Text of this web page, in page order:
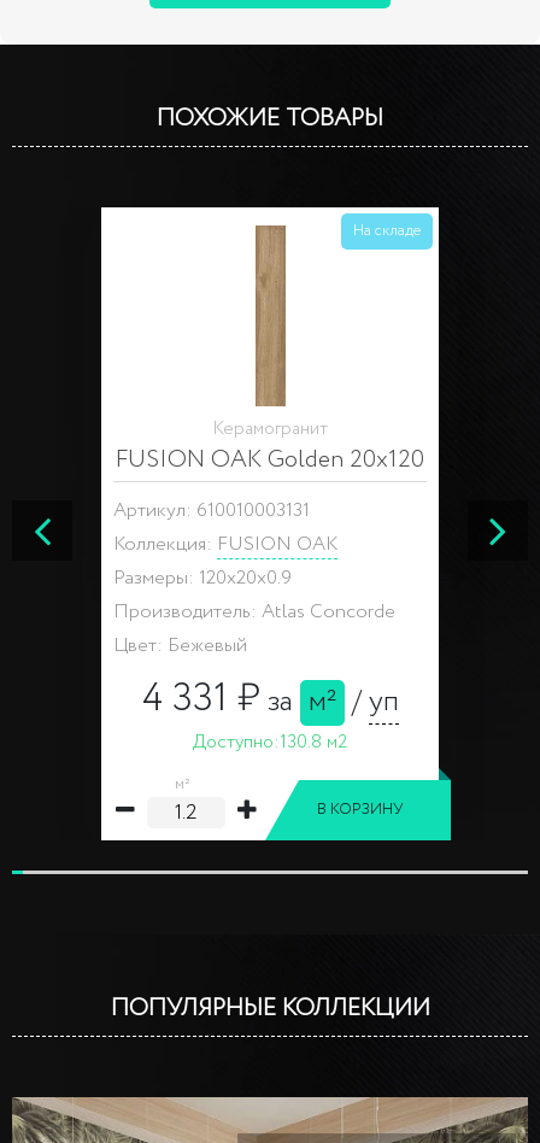
ПОХОЖИЕ ТОВАРЫ
На складе
Керамогранит
FUSION OAK Golden 20x120
Артикул: 610010003131
Коллекция: FUSION OAK
Размеры: 120x20x0.9
Производитель: Atlas Concorde
Цвет: Бежевый
4 331 ₽за м² /уп
Доступно:130.8 м2
м²
В КОРЗИНУ
ПОПУЛЯРНЫЕ КОЛЛЕКЦИИ